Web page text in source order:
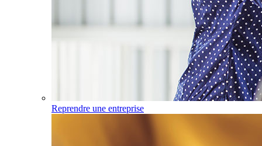
Reprendre une entreprise